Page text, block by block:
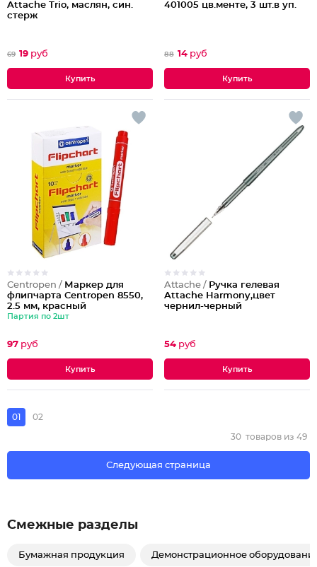
Attache Trio, маслян, син.
стерж
69 19 руб
401005 цв.менте, 3 шт.в уп.
88 14 руб
Centropen / Маркер для
флипчарта Centropen 8550,
2.5 мм, красный
Партия по 2шт
97 руб
Attache / Ручка гелевая
Attache Harmony,цвет
чернил-черный
54 руб
01 02
Следующая страница
30 товаров из 49
Смежные разделы
Бумажная продукция Демонстрационное